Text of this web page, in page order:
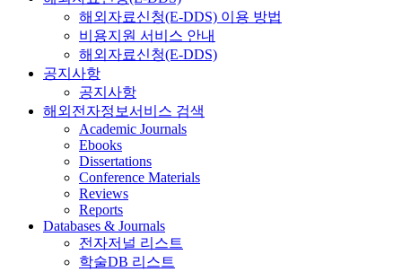
해외자료신청(E-DDS) 이용 방법
비용지원 서비스 안내
해외자료신청(E-DDS)
공지사항
공지사항
해외전자정보서비스 검색
Academic Journals
Ebooks
Dissertations
Conference Materials
Reviews
Reports
Databases & Journals
전자저널 리스트
학술DB 리스트